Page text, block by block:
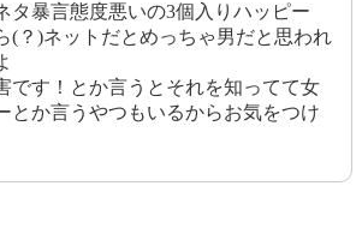
タ暴言態度悪いの3個入りハッピー
(？)ネットだとめっちゃ男だと思われ
です！とか言うとそれを知ってて女
とか言うやつもいるからお気をつけ